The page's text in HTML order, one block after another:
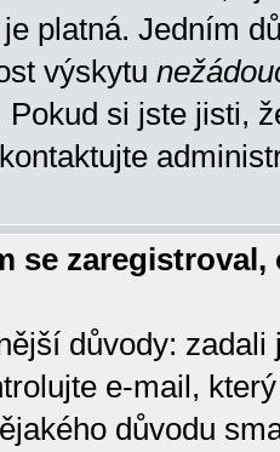
platná. Jedním
výskytu
Pokud si jste jisti,
se
důvody:
e-mail,
důvodu